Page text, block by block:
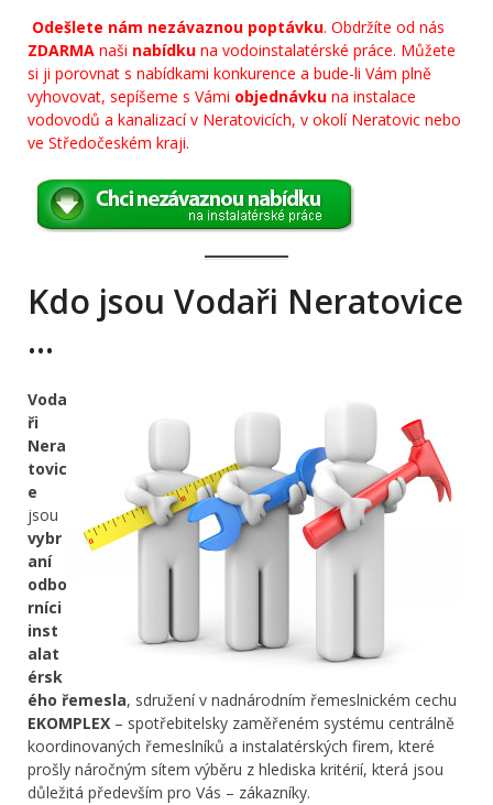
Odešlete nám nezávaznou poptávku. Obdržíte od nás
ZDARMA naši nabídku na vodoinstalatérské práce. Můžete
si ji porovnat s nabídkami konkurence a bude-li Vám plně
vyhovovat, sepíšeme s Vámi objednávku na instalace
vodovodů a kanalizací v Neratovicích, v okolí Neratovic nebo
ve Středočeském kraji.
Kdo jsou Vodaři Neratovice
…
Voda
ři
Nera
tovic
e
jsou
vybr
aní
odbo
rníci
inst
alat
érsk
ého řemesla, sdružení v nadnárodním řemeslnickém cechu
EKOMPLEX – spotřebitelsky zaměřeném systému centrálně
koordinovaných řemeslníků a instalatérských firem, které
prošly náročným sítem výběru z hlediska kritérií, která jsou
důležitá především pro Vás – zákazníky.